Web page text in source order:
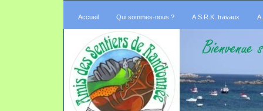
Accueil Qui sommes-nous ? A.S.R.K. travaux